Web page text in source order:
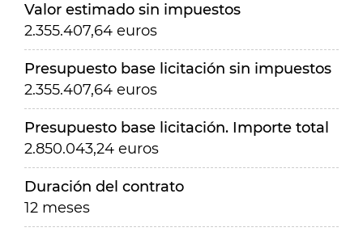
Valor estimado sin impuestos
2.355.407,64 euros
Presupuesto base licitación sin impuestos
2.355.407,64 euros
Presupuesto base licitación. Importe total
2.850.043,24 euros
Duración del contrato
12 meses